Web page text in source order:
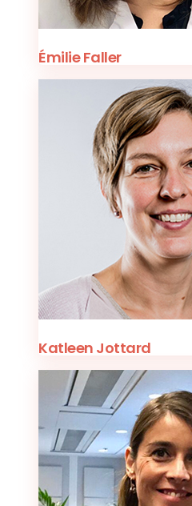
Émilie Faller
Katleen Jottard